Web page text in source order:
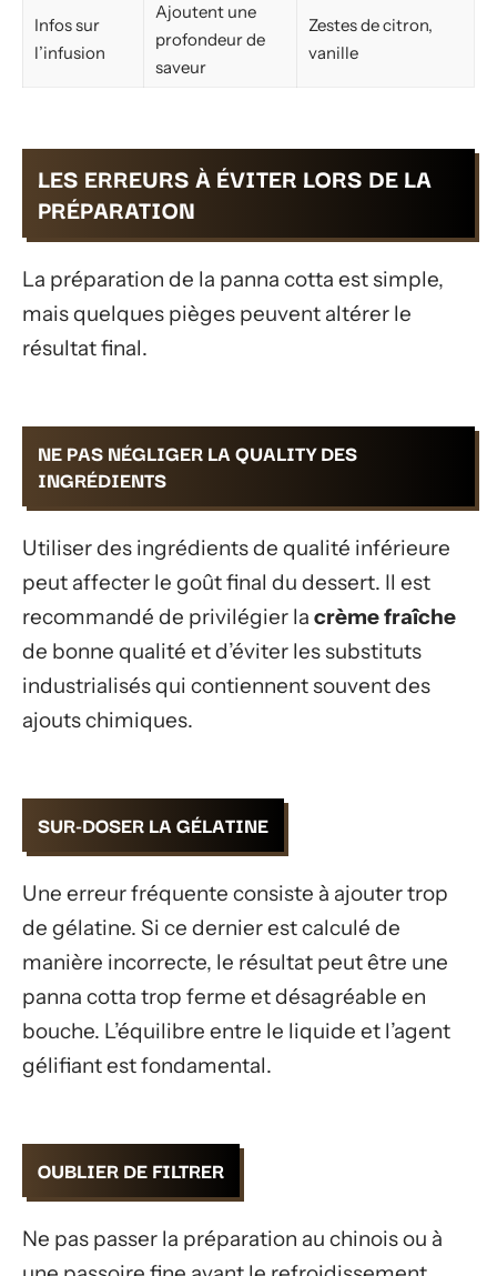
Infos sur
l’infusion
Ajoutent une
profondeur de
saveur
Zestes de citron,
vanille
LES ERREURS À ÉVITER LORS DE LA
PRÉPARATION
La préparation de la panna cotta est simple,
mais quelques pièges peuvent altérer le
résultat final.
NE PAS NÉGLIGER LA QUALITY DES
INGRÉDIENTS
Utiliser des ingrédients de qualité inférieure
peut affecter le goût final du dessert. Il est
recommandé de privilégier la crème fraîche
de bonne qualité et d’éviter les substituts
industrialisés qui contiennent souvent des
ajouts chimiques.
SUR-DOSER LA GÉLATINE
Une erreur fréquente consiste à ajouter trop
de gélatine. Si ce dernier est calculé de
manière incorrecte, le résultat peut être une
panna cotta trop ferme et désagréable en
bouche. L’équilibre entre le liquide et l’agent
gélifiant est fondamental.
OUBLIER DE FILTRER
Ne pas passer la préparation au chinois ou à